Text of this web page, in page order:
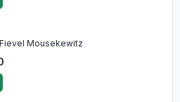
Mousekewitz